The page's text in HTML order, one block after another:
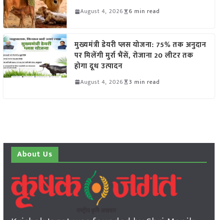
August 4, 2026 6 min read
मुख्यमंत्री डेयरी प्लस योजना: 75% तक अनुदान
पर मिलेंगी मुर्रा भैंसें, रोजाना 20 लीटर तक
होगा दूध उत्पादन
August 4, 2026 3 min read
About Us